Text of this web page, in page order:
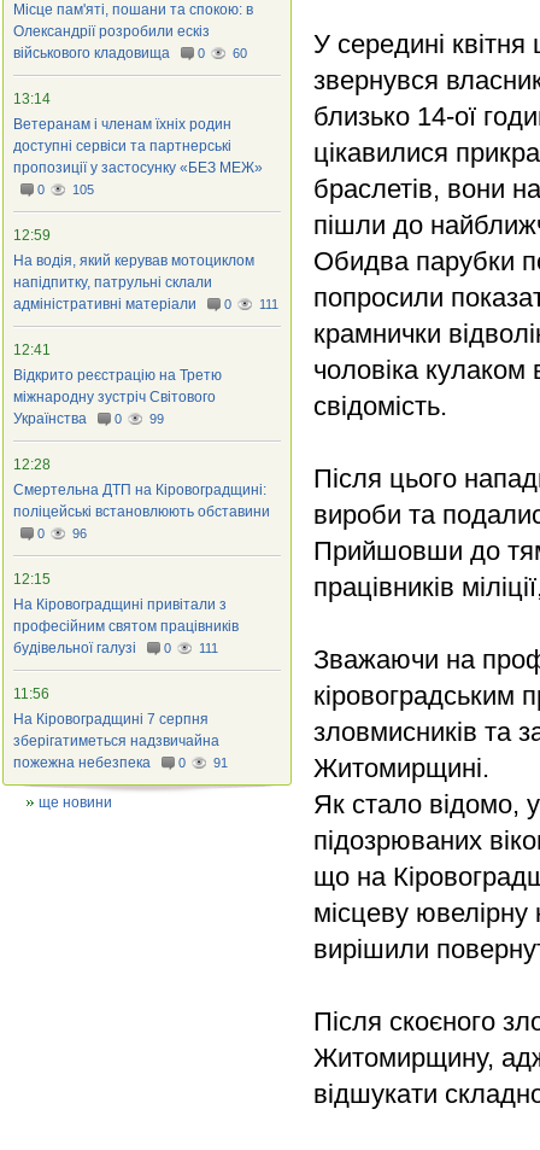
У середині квітня
звернувся
близько 14-ої
цікавилися
браслетів, вони
пішли до
Обидва парубки
попросили
крамнички
чоловіка
свідомість.
Після цього
вироби та
Прийшовши до
працівників
Зважаючи на
кіровоградським
зловмисників та
Житомирщині.
Як стало відомо,
підозрюваних
що на
місцеву
вирішили
Після скоєного
Житомирщину,
відшукати
Місце пам'яті, пошани та спокою: в
Олександрії розробили ескіз
військового кладовища
0 60
13:14
Ветеранам і членам їхніх родин
доступні сервіси та партнерські
пропозиції у застосунку «БЕЗ МЕЖ»
0 105
12:59
На водія, який керував мотоциклом
напідпитку, патрульні склали
адміністративні матеріали
0 111
12:41
Відкрито реєстрацію на Третю
міжнародну зустріч Світового
Українства
0 99
12:28
Смертельна ДТП на Кіровоградщині:
поліцейські встановлюють обставини
0 96
12:15
На Кіровоградщині привітали з
професійним святом працівників
будівельної галузі
0 111
11:56
На Кіровоградщині 7 серпня
зберігатиметься надзвичайна
пожежна небезпека
0 91
ще новини